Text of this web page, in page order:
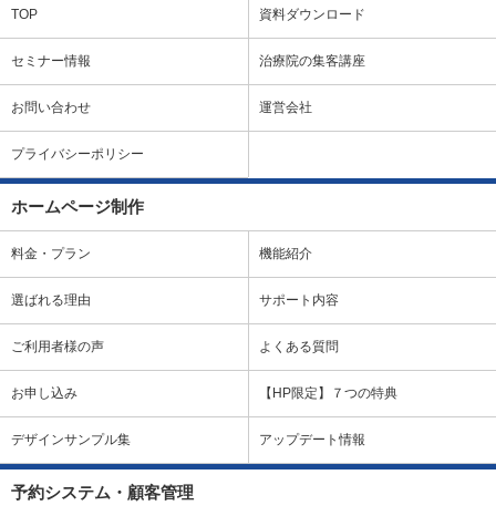
TOP 資料ダウンロード
セミナー情報 治療院の集客講座
お問い合わせ 運営会社
プライバシーポリシー
ホームページ制作
料金・プラン 機能紹介
選ばれる理由 サポート内容
ご利用者様の声 よくある質問
お申し込み 【HP限定】７つの特典
デザインサンプル集 アップデート情報
予約システム・顧客管理